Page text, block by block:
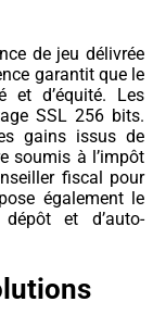
de jeu délivrée
garantit que le
et d’équité. Les
SSL 256 bits.
gains issus de
soumis à l’impôt
fiscal pour
également le
et d’auto-